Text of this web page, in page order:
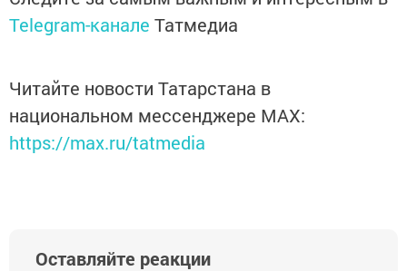
Telegram-канале Татмедиа
Читайте новости Татарстана в
национальном мессенджере MАХ:
https://max.ru/tatmedia
Оставляйте реакции